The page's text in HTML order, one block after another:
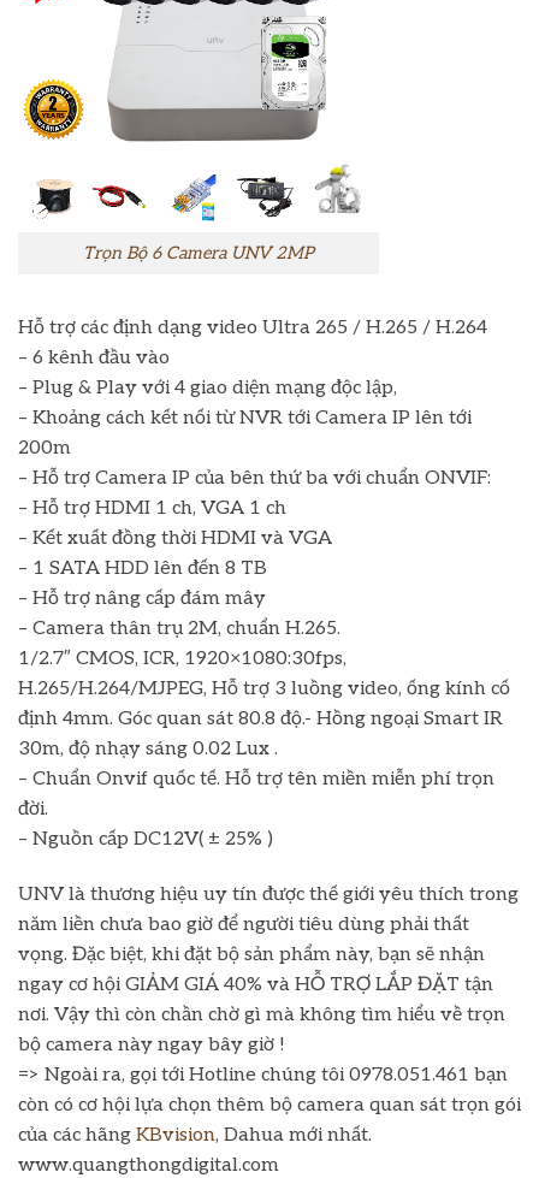
Trọn Bộ 6 Camera UNV 2MP
Hỗ trợ các định dạng video Ultra 265 / H.265 / H.264
– 6 kênh đầu vào
– Plug & Play với 4 giao diện mạng độc lập,
– Khoảng cách kết nối từ NVR tới Camera IP lên tới
200m
– Hỗ trợ Camera IP của bên thứ ba với chuẩn ONVIF:
– Hỗ trợ HDMI 1 ch, VGA 1 ch
– Kết xuất đồng thời HDMI và VGA
– 1 SATA HDD lên đến 8 TB
– Hỗ trợ nâng cấp đám mây
– Camera thân trụ 2M, chuẩn H.265.
1/2.7″ CMOS, ICR, 1920×1080:30fps,
H.265/H.264/MJPEG, Hỗ trợ 3 luồng video, ống kính cố
định 4mm. Góc quan sát 80.8 độ.- Hồng ngoại Smart IR
30m, độ nhạy sáng 0.02 Lux .
– Chuẩn Onvif quốc tế. Hỗ trợ tên miền miễn phí trọn
đời.
– Nguồn cấp DC12V( ± 25% )
UNV là thương hiệu uy tín được thế giới yêu thích trong
năm liền chưa bao giờ để người tiêu dùng phải thất
vọng. Đặc biệt, khi đặt bộ sản phẩm này, bạn sẽ nhận
ngay cơ hội GIẢM GIÁ 40% và HỖ TRỢ LẮP ĐẶT tận
nơi. Vậy thì còn chần chờ gì mà không tìm hiểu về trọn
bộ camera này ngay bây giờ !
=> Ngoài ra, gọi tới Hotline chúng tôi 0978.051.461 bạn
còn có cơ hội lựa chọn thêm bộ camera quan sát trọn gói
của các hãng KBvision, Dahua mới nhất.
www.quangthongdigital.com